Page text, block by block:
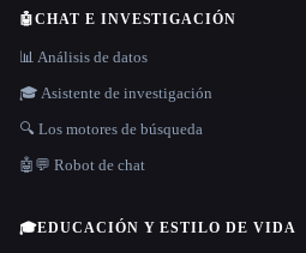
🤖CHAT E INVESTIGACIÓN
📊 Análisis de datos
🎓 Asistente de investigación
🔍 Los motores de búsqueda
🤖💬 Robot de chat
🎓EDUCACIÓN Y ESTILO DE VIDA